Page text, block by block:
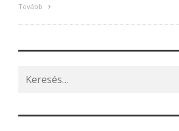
Tovább
Search
for: